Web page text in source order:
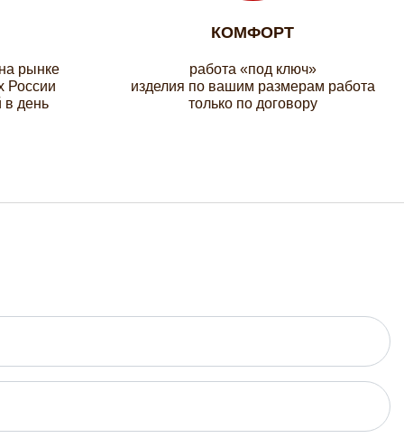
рынке
России
в день
КОМФОРТ
работа «под ключ»
изделия по вашим размерам работа
только по договору